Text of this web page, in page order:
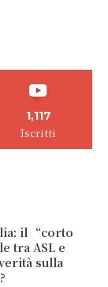
1,117
Iscritti
il “corto
tra ASL e
sulla